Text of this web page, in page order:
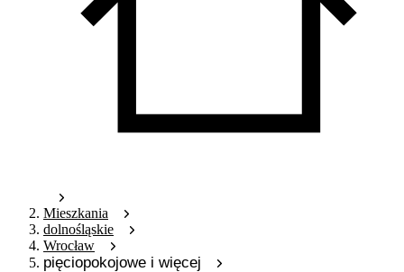
Mieszkania
dolnośląskie
Wrocław
pięciopokojowe i więcej